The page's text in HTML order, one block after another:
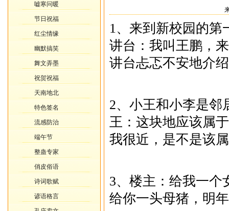
嘘寒问暖
节日祝福
红尘情缘
幽默搞笑
舞文弄墨
祝贺祝福
天南地北
特色签名
流感防治
端午节
整蛊专家
俏皮俗语
诗词歌赋
谚语格言
1、来到新校园的第
讲台：我叫王鹏，
讲台忐忑不安地介
2、小王和小李是邻
王：这块地应该属
我很近，是不是该
3、楼主：给我一个
给你一头母猪，明